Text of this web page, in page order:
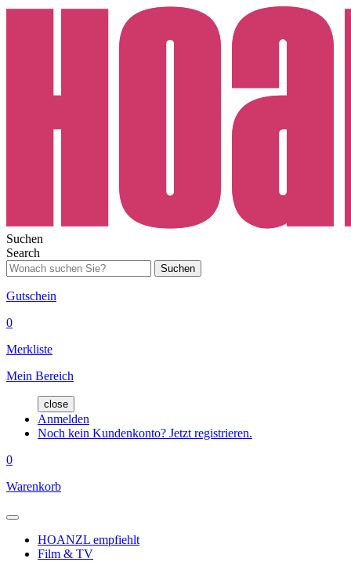
Suchen
Search
Suchen
Gutschein
0
Merkliste
Mein Bereich
close
Anmelden
Noch kein Kundenkonto? Jetzt registrieren.
0
Warenkorb
HOANZL empfiehlt
Film & TV